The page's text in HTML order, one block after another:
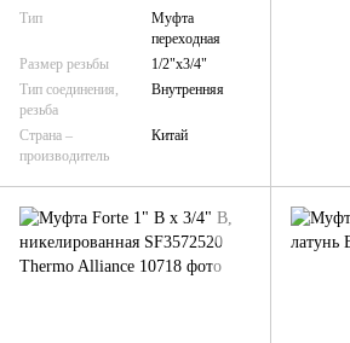
Тип
Муфта
переходная
Размер резьбы
1/2"х3/4"
Тип соединения,
резьба
Внутренняя
Страна –
производитель
Китай